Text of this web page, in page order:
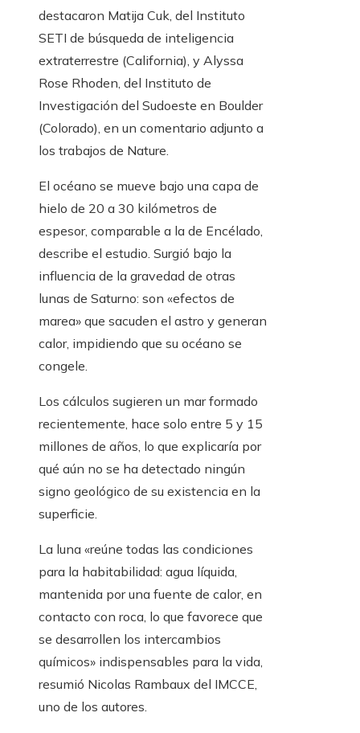
destacaron Matija Cuk, del Instituto
SETI de búsqueda de inteligencia
extraterrestre (California), y Alyssa
Rose Rhoden, del Instituto de
Investigación del Sudoeste en Boulder
(Colorado), en un comentario adjunto a
los trabajos de Nature.
El océano se mueve bajo una capa de
hielo de 20 a 30 kilómetros de
espesor, comparable a la de Encélado,
describe el estudio. Surgió bajo la
influencia de la gravedad de otras
lunas de Saturno: son «efectos de
marea» que sacuden el astro y generan
calor, impidiendo que su océano se
congele.
Los cálculos sugieren un mar formado
recientemente, hace solo entre 5 y 15
millones de años, lo que explicaría por
qué aún no se ha detectado ningún
signo geológico de su existencia en la
superficie.
La luna «reúne todas las condiciones
para la habitabilidad: agua líquida,
mantenida por una fuente de calor, en
contacto con roca, lo que favorece que
se desarrollen los intercambios
químicos» indispensables para la vida,
resumió Nicolas Rambaux del IMCCE,
uno de los autores.